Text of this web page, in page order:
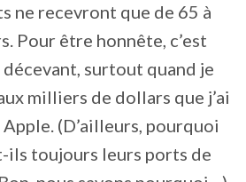
ne recevront que de 65 à
Pour être honnête, c’est
surtout quand je
milliers de dollars que j’ai
Apple. (D’ailleurs, pourquoi
ils toujours leurs ports de